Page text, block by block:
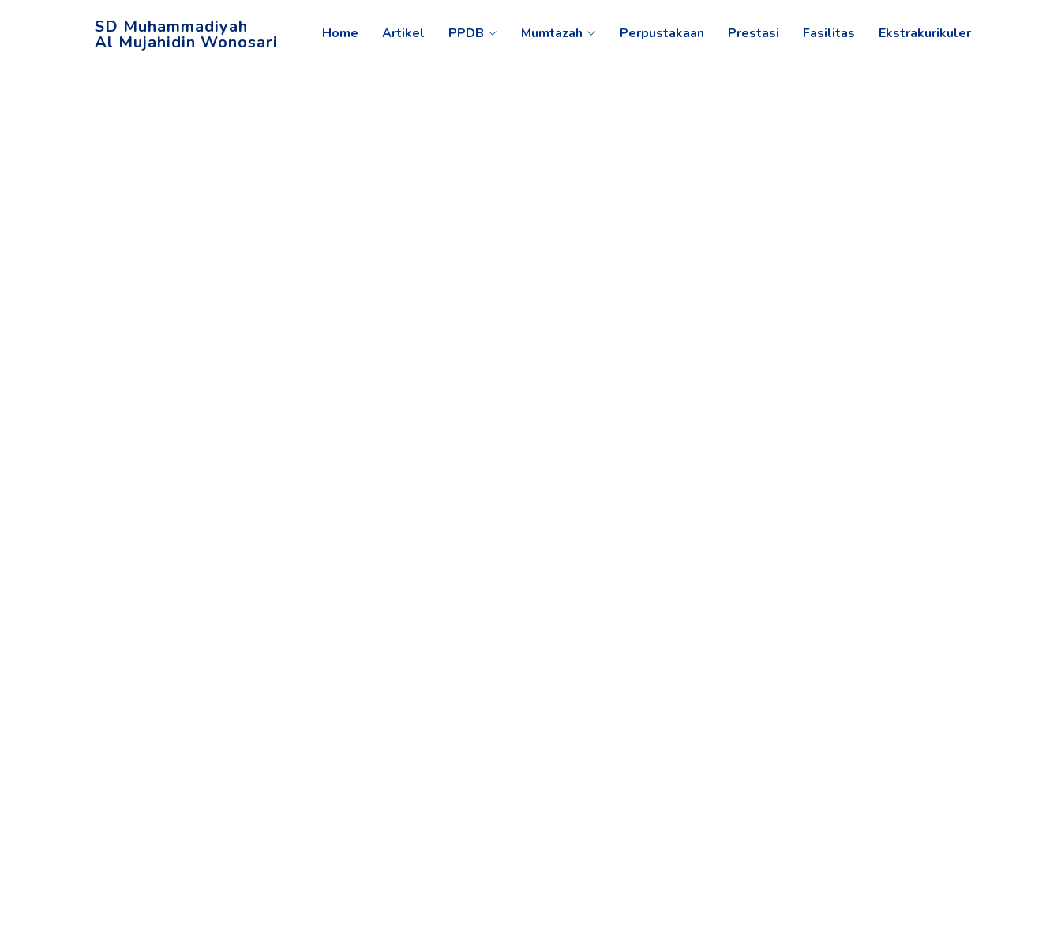
SD Muhammadiyah
Al Mujahidin Wonosari Home Artikel PPDB Mumtazah Perpustakaan Prestasi Fasilitas Ekstrakurikuler